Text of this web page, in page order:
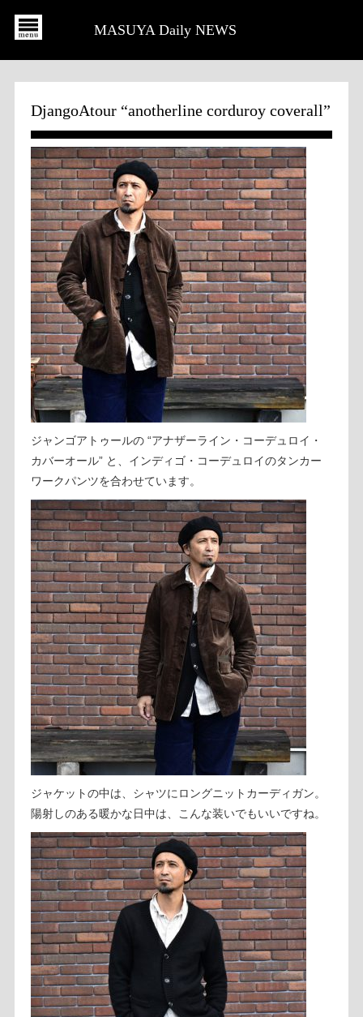
MASUYA Daily NEWS
DjangoAtour “anotherline corduroy coverall”
ジャンゴアトゥールの “アナザーライン・コーデュロイ・
カバーオール” と、インディゴ・コーデュロイのタンカー
ワークパンツを合わせています。
ジャケットの中は、シャツにロングニットカーディガン。
陽射しのある暖かな日中は、こんな装いでもいいですね。